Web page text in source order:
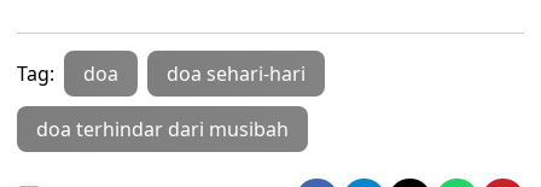
Tag: doa doa sehari-hari
doa terhindar dari musibah